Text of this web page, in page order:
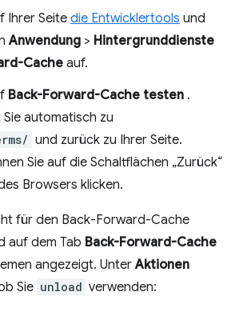
Ihrer Seite die Entwicklertools und
Anwendung > Hintergrunddienste
Cache auf.
Back-Forward-Cache testen .
automatisch zu
und zurück zu Ihrer Seite.
Sie auf die Schaltflächen „Zurück“
Browsers klicken.
für den Back-Forward-Cache
auf dem Tab Back-Forward-Cache
angezeigt. UnterAktionen
Sie unload verwenden: